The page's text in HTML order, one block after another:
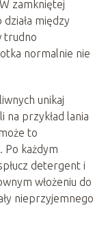
zamkniętej
między
trudno
normalnie nie
unikaj
na przykład lania
to
Po każdym
detergent i
włożeniu do
nieprzyjemnego